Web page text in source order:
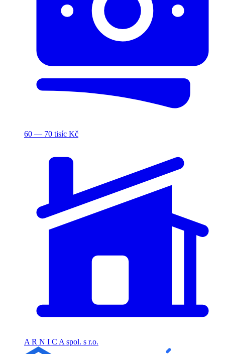
60 — 70 tisíc Kč
A R N I C A spol. s r.o.